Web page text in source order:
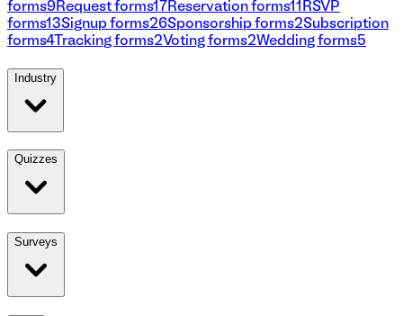
forms9 Request forms17 Reservation forms11 RSVP
forms13Signup forms26Sponsorship forms2Subscription
forms4Tracking forms2Voting forms2Wedding forms5
Industry
Quizzes
Surveys